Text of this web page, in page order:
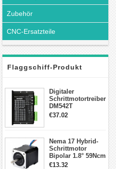
Zubehör
CNC-Ersatzteile
Flaggschiff-Produkt
Digitaler
Schrittmotortreiber
DM542T
Schrittmotor
Schrittmotor
€37.02
Nema 17 Hybrid-
Schrittmotor
Bipolar 1.8° 59Ncm
2A 4 Drähte mit 1m
€13.32